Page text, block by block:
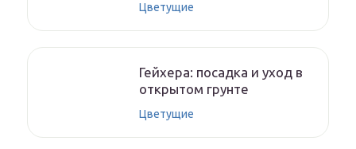
Цветущие
Гейхера: посадка и уход в
открытом грунте
Цветущие